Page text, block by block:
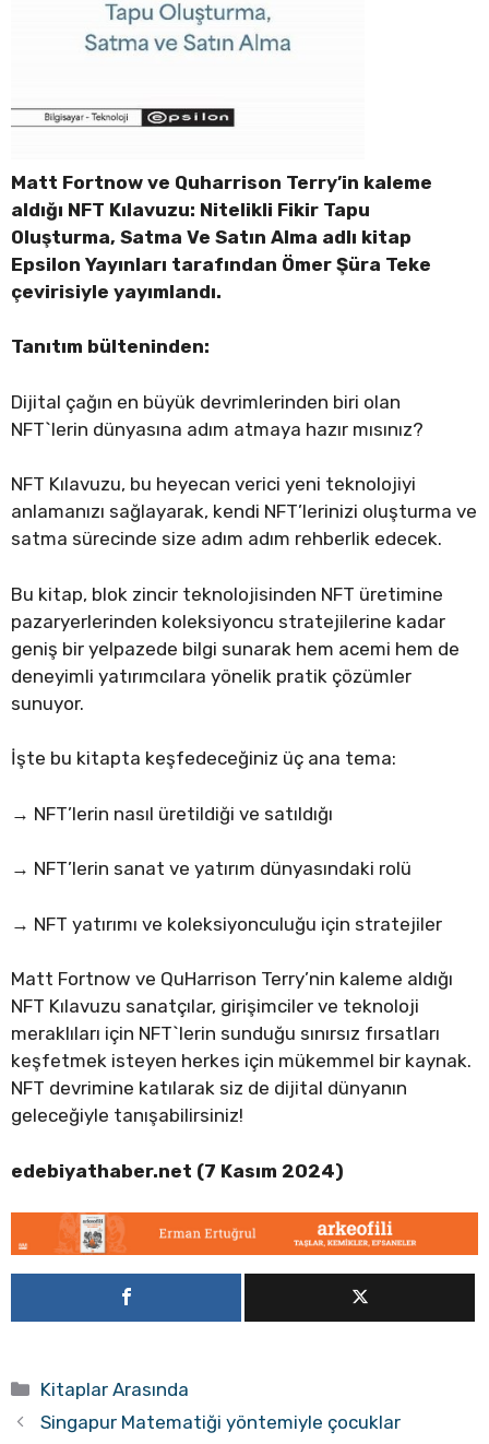
Matt Fortnow ve Quharrison Terry’in kaleme
aldığı NFT Kılavuzu: Nitelikli Fikir Tapu
Oluşturma, Satma Ve Satın Alma adlı kitap
Epsilon Yayınları tarafından Ömer Şüra Teke
çevirisiyle yayımlandı.
Tanıtım bülteninden:
Dijital çağın en büyük devrimlerinden biri olan
NFT`lerin dünyasına adım atmaya hazır mısınız?
NFT Kılavuzu, bu heyecan verici yeni teknolojiyi
anlamanızı sağlayarak, kendi NFT’lerinizi oluşturma ve
satma sürecinde size adım adım rehberlik edecek.
Bu kitap, blok zincir teknolojisinden NFT üretimine
pazaryerlerinden koleksiyoncu stratejilerine kadar
geniş bir yelpazede bilgi sunarak hem acemi hem de
deneyimli yatırımcılara yönelik pratik çözümler
sunuyor.
İşte bu kitapta keşfedeceğiniz üç ana tema:
→ NFT’lerin nasıl üretildiği ve satıldığı
→ NFT’lerin sanat ve yatırım dünyasındaki rolü
→ NFT yatırımı ve koleksiyonculuğu için stratejiler
Matt Fortnow ve QuHarrison Terry’nin kaleme aldığı
NFT Kılavuzu sanatçılar, girişimciler ve teknoloji
meraklıları için NFT`lerin sunduğu sınırsız fırsatları
keşfetmek isteyen herkes için mükemmel bir kaynak.
NFT devrimine katılarak siz de dijital dünyanın
geleceğiyle tanışabilirsiniz!
edebiyathaber.net (7 Kasım 2024)
Kategoriler
Kitaplar Arasında
Singapur Matematiği yöntemiyle çocuklar